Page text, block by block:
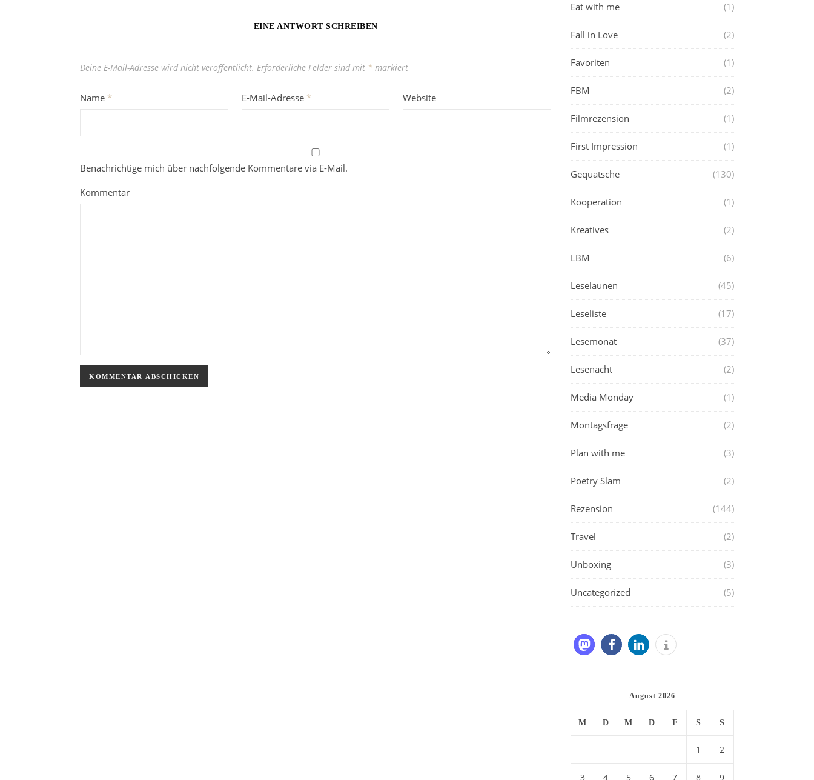
EINE ANTWORT SCHREIBEN
Deine E-Mail-Adresse wird nicht veröffentlicht. Erforderliche Felder sind mit * markiert
Name * E-Mail-Adresse * Website
Benachrichtige mich über nachfolgende Kommentare via E-Mail.
Kommentar
Eat with me (1)
Fall in Love (2)
Favoriten (1)
FBM (2)
Filmrezension (1)
First Impression (1)
Gequatsche (130)
Kooperation (1)
Kreatives (2)
LBM (6)
Leselaunen (45)
Leseliste (17)
Lesemonat (37)
Lesenacht (2)
Media Monday (1)
Montagsfrage (2)
Plan with me (3)
Poetry Slam (2)
Rezension (144)
Travel (2)
Unboxing (3)
Uncategorized (5)
August 2026
M D M D F S S
1 2
3 4 5 6 7 8 9